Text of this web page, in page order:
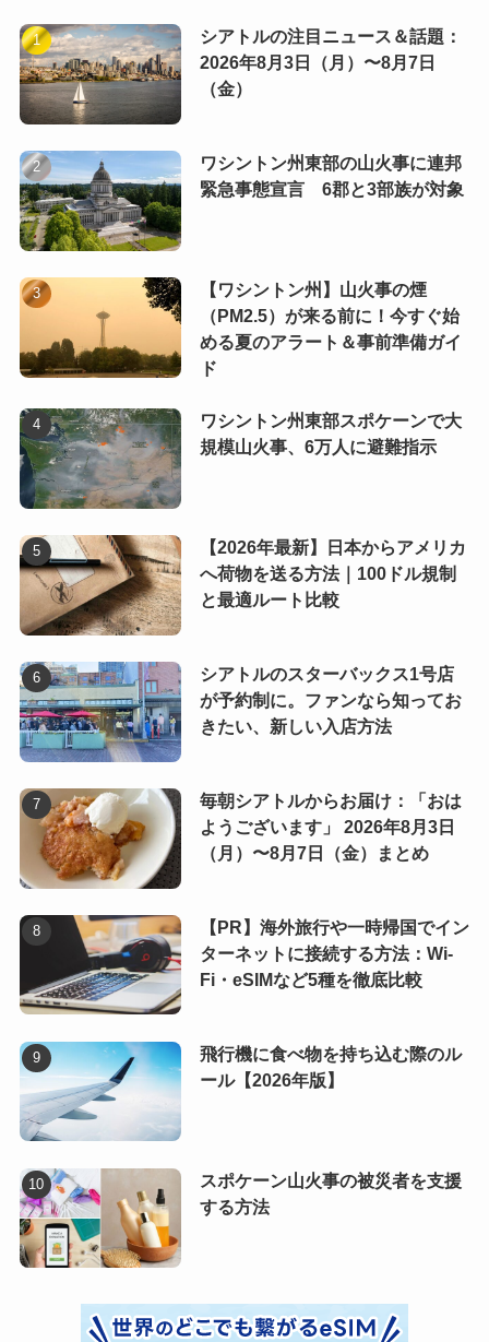
シアトルの注目ニュース＆話題：
2026年8月3日（月）〜8月7日
（金）
ワシントン州東部の山火事に連邦
緊急事態宣言 6郡と3部族が対象
【ワシントン州】山火事の煙
（PM2.5）が来る前に！今すぐ始
める夏のアラート＆事前準備ガイ
ド
ワシントン州東部スポケーンで大
規模山火事、6万人に避難指示
【2026年最新】日本からアメリカ
へ荷物を送る方法｜100ドル規制
と最適ルート比較
シアトルのスターバックス1号店
が予約制に。ファンなら知ってお
きたい、新しい入店方法
毎朝シアトルからお届け：「おは
ようございます」 2026年8月3日
（月）〜8月7日（金）まとめ
【PR】海外旅行や一時帰国でイン
ターネットに接続する方法：Wi-
Fi・eSIMなど5種を徹底比較
飛行機に食べ物を持ち込む際のル
ール【2026年版】
スポケーン山火事の被災者を支援
する方法